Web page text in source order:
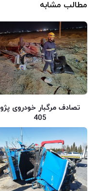
مطالب مشابه
تصادف مرگبار خودروی پژو
405